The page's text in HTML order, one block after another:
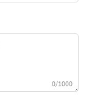
0/1000